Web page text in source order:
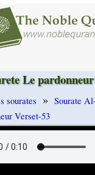
Le pardonneur
sourates » Sourate
Verset-53